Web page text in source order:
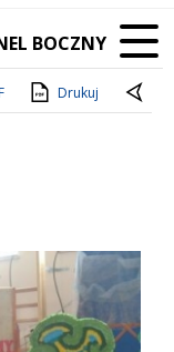
BOCZNY
Drukuj